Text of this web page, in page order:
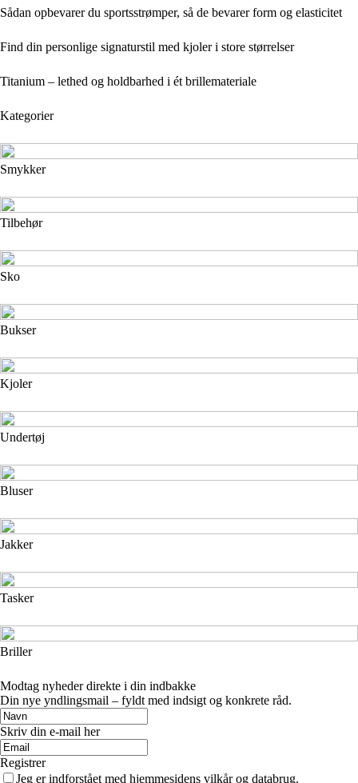
Sådan opbevarer du sportsstrømper, så de bevarer form og elasticitet
Find din personlige signaturstil med kjoler i store størrelser
Titanium – lethed og holdbarhed i ét brillemateriale
Kategorier
Smykker
Tilbehør
Sko
Bukser
Kjoler
Undertøj
Bluser
Jakker
Tasker
Briller
Modtag nyheder direkte i din indbakke
Din nye yndlingsmail – fyldt med indsigt og konkrete råd.
Skriv din e-mail her
Registrer
Jeg er indforstået med hjemmesidens vilkår og databrug.